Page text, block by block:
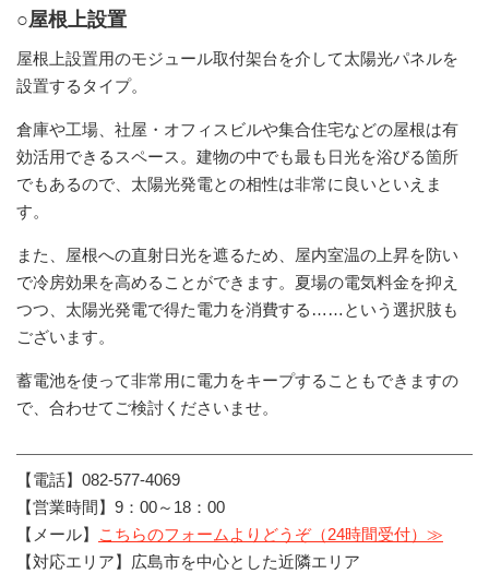
○屋根上設置
屋根上設置用のモジュール取付架台を介して太陽光パネルを
設置するタイプ。
倉庫や工場、社屋・オフィスビルや集合住宅などの屋根は有
効活用できるスペース。建物の中でも最も日光を浴びる箇所
でもあるので、太陽光発電との相性は非常に良いといえま
す。
また、屋根への直射日光を遮るため、屋内室温の上昇を防い
で冷房効果を高めることができます。夏場の電気料金を抑え
つつ、太陽光発電で得た電力を消費する……という選択肢も
ございます。
蓄電池を使って非常用に電力をキープすることもできますの
で、合わせてご検討くださいませ。
【電話】082-577-4069
【営業時間】9：00～18：00
【メール】
こちらのフォームよりどうぞ（24時間受付）≫
【対応エリア】広島市を中心とした近隣エリア